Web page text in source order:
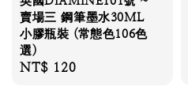
賣場三 鋼筆墨水30ML
小膠瓶裝 (常態色106色
選)
Regular
NT$ 120